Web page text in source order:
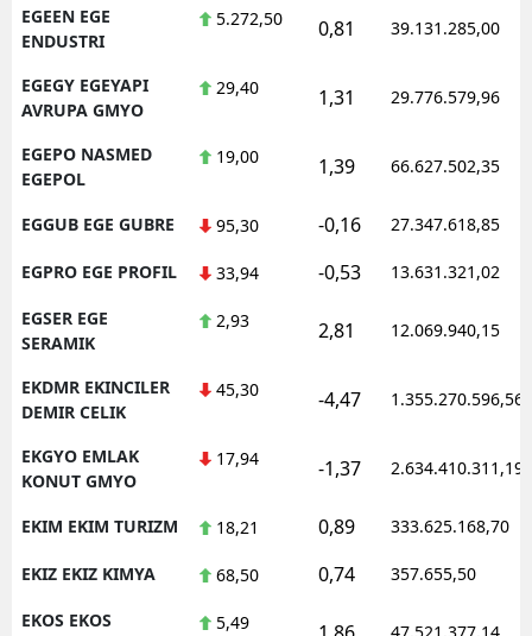
EGEEN EGE
ENDUSTRI
5.272,50 0,81 39.131.285,00
EGEGY EGEYAPI
AVRUPA GMYO
29,40 1,31 29.776.579,96
EGEPO NASMED
EGEPOL
19,00 1,39 66.627.502,35
EGGUB EGE GUBRE 95,30 -0,16 27.347.618,85
EGPRO EGE PROFIL 33,94 -0,53 13.631.321,02
EGSER EGE
SERAMIK
2,93 2,81 12.069.940,15
EKDMR EKINCILER
DEMIR CELIK
45,30 -4,47 1.355.270.596,56
EKGYO EMLAK
KONUT GMYO
17,94 -1,37 2.634.410.311,19
EKIM EKIM TURIZM 18,21 0,89 333.625.168,70
EKIZ EKIZ KIMYA 68,50 0,74 357.655,50
EKOS EKOS
5,49 47.521.377,14